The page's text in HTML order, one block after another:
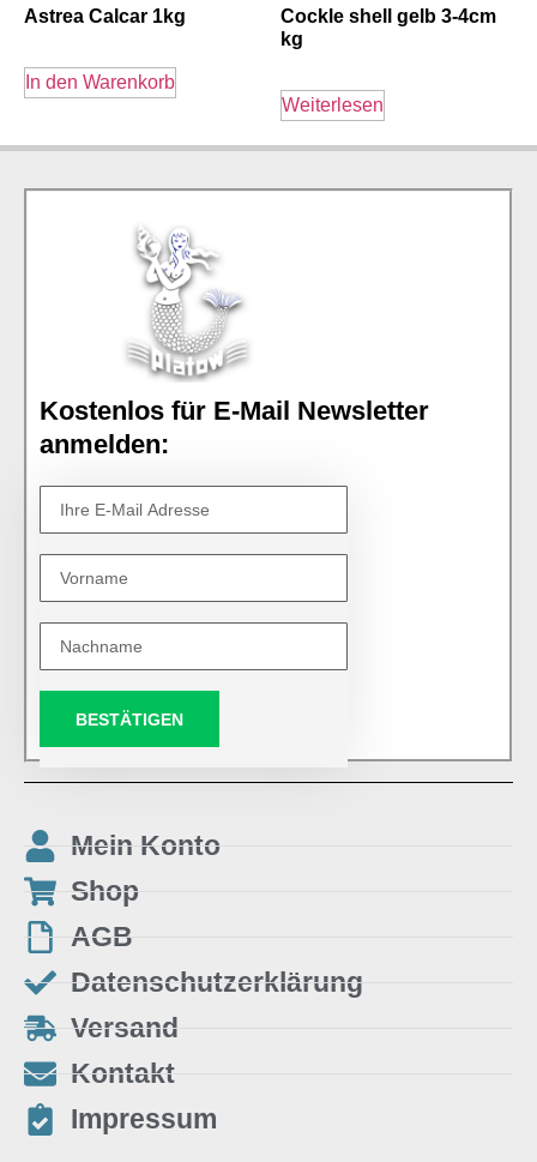
Astrea Calcar 1kg
In den Warenkorb
Cockle shell gelb 3-4cm
kg
Weiterlesen
Kostenlos für E-Mail Newsletter
anmelden:
BESTÄTIGEN
Mein Konto
Shop
AGB
Datenschutzerklärung
Versand
Kontakt
Impressum